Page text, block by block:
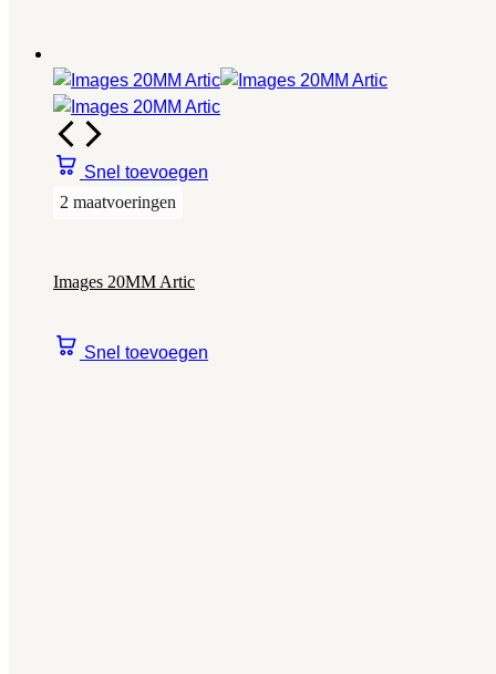
Snel toevoegen
2 maatvoeringen
Images 20MM Artic
Snel toevoegen